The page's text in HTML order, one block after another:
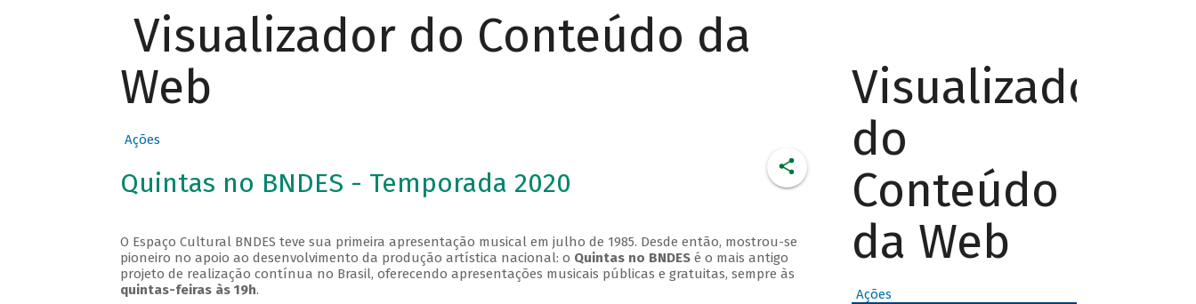
Visualizador do Conteúdo da
Web
Ações
Quintas no BNDES - Temporada 2020
O Espaço Cultural BNDES teve sua primeira apresentação musical em julho de 1985. Desde então, mostrou-se
pioneiro no apoio ao desenvolvimento da produção artística nacional: o Quintas no BNDESé o mais antigo
projeto de realização contínua no Brasil, oferecendo apresentações musicais públicas e gratuitas, sempre às
quintas-feiras às 19h.
Visualizador
do
Conteúdo
da Web
Ações